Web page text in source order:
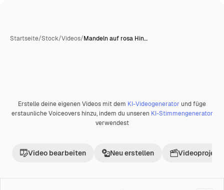
Startseite/Stock/Videos/Mandeln auf rosa Hin…
Premium
Erstelle deine eigenen Videos mit dem KI-Videogenerator und füge
erstaunliche Voiceovers hinzu, indem du unseren KI-Stimmengenerator
verwendest
Video bearbeiten Neu erstellen Videoprojekt